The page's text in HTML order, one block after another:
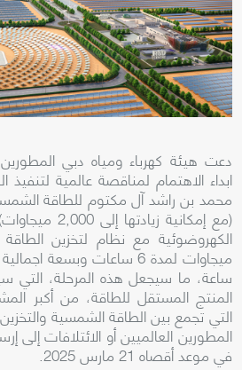
دعت هيئة كهرباء ومياه دبي
ابداء الاهتمام لمناقصة عالمية
(مع إمكانية
ساعة، ما سيجعل هذه المرحلة، التي
المنتج المستقل للطاقة، من أكبر
التي تجمع بين الطاقة الشمسية
المطورين العالميين أو الائتلافات إلى
في موعد أقصاه 21 مارس 2025.